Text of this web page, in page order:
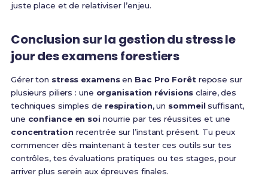
juste place et de relativiser l’enjeu.
Conclusion sur la gestion du stress le
jour des examens forestiers
Gérer ton stress examensen Bac Pro Forêtrepose sur
plusieurs piliers : une organisation révisions claire, des
techniques simples de respiration, un sommeilsuffisant,
une confiance en soinourrie par tes réussites et une
concentrationrecentrée sur l’instant présent. Tu peux
commencer dès maintenant à tester ces outils sur tes
contrôles, tes évaluations pratiques ou tes stages, pour
arriver plus serein aux épreuves finales.